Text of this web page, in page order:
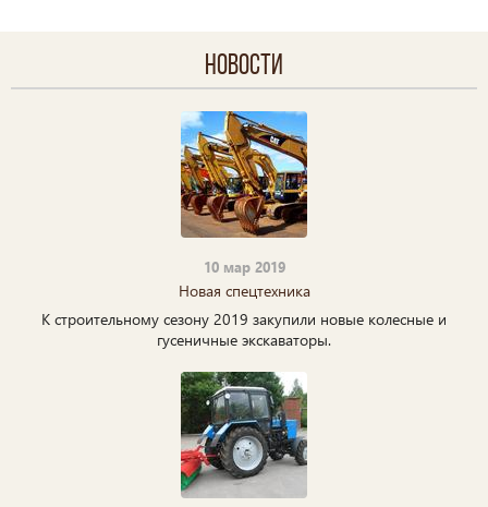
Новости
10 мар 2019
Новая спецтехника
К строительному сезону 2019 закупили новые колесные и
гусеничные экскаваторы.